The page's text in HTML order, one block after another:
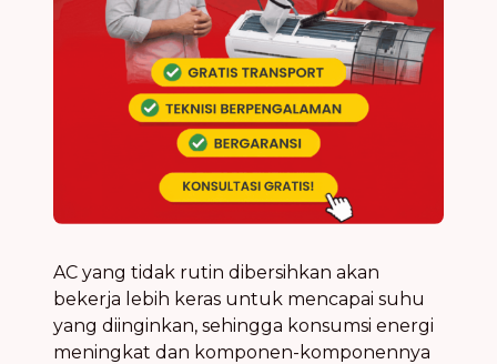
AC yang tidak rutin dibersihkan akan
bekerja lebih keras untuk mencapai suhu
yang diinginkan, sehingga konsumsi energi
meningkat dan komponen-komponennya